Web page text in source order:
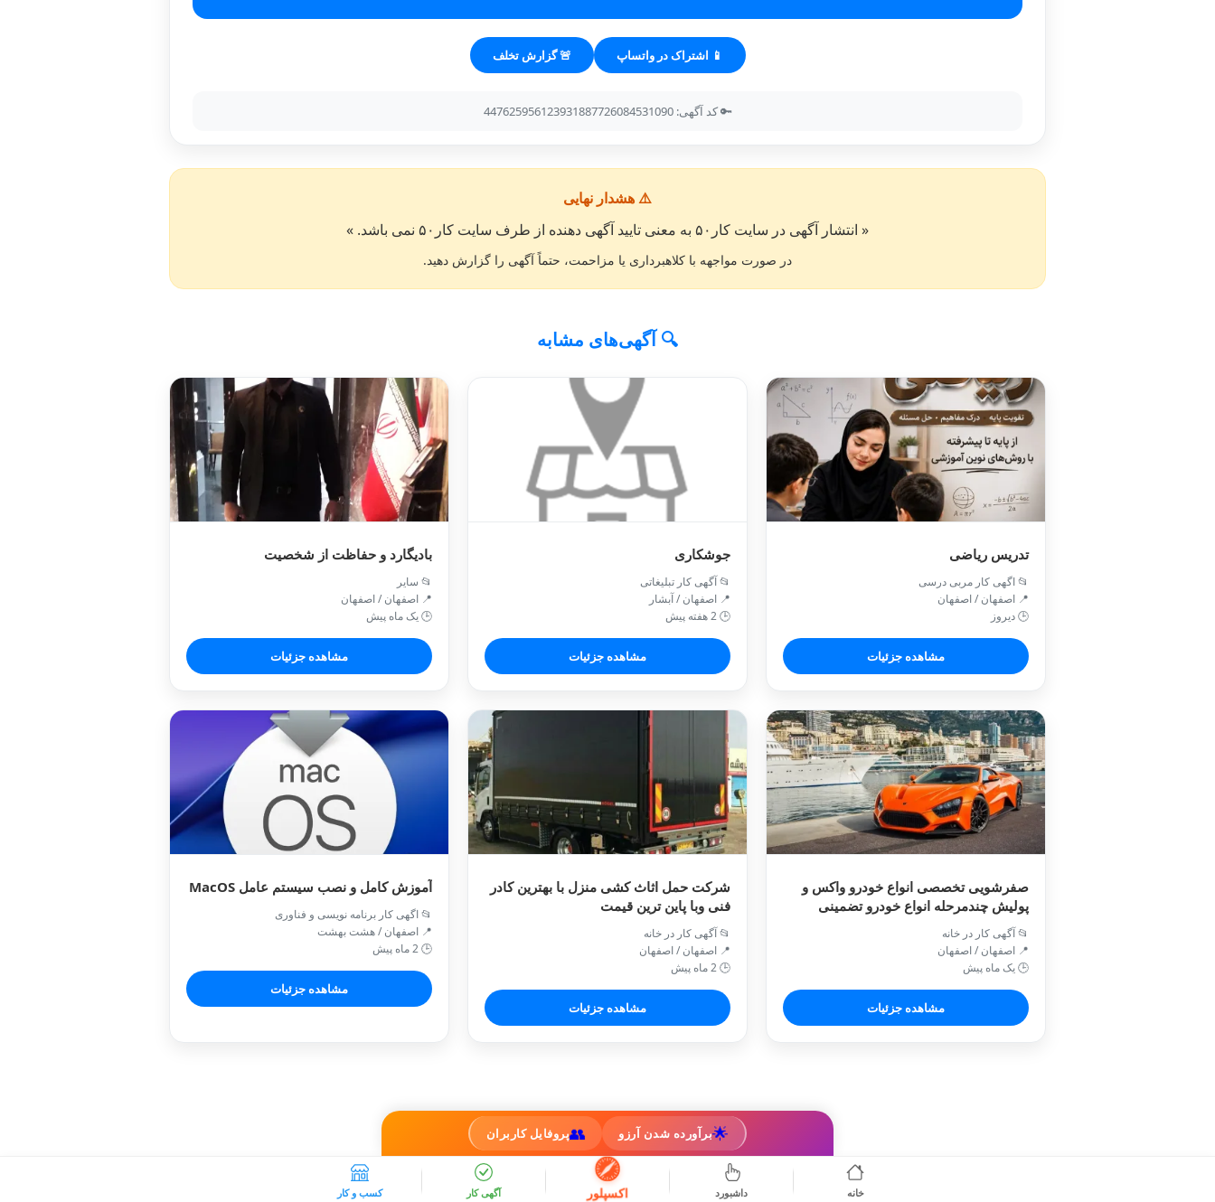
🌟برآورده شدن آرزو 👥پروفایل کاربران
خانه داشبورد اکسپلور آگهی کار کسب و کار
📱 اشتراک در واتساپ 🚨 گزارش تخلف
🔑 کد آگهی: 447625956123931887726084531090
⚠️ هشدار نهایی
« انتشار آگهی در سایت کار۵۰ به معنی تایید آگهی دهنده از طرف سایت کار۵۰ نمی باشد. »
در صورت مواجهه با کلاهبرداری یا مزاحمت، حتماً آگهی را گزارش دهید.
🔍 آگهی‌های مشابه
تدریس ریاضی
📂 اگهی کار مربی درسی
📍 اصفهان / اصفهان
🕒 دیروز
مشاهده جزئیات
جوشکاری
📂 آگهی کار تبلیغاتی
📍 اصفهان / آبشار
🕒 2 هفته پیش
مشاهده جزئیات
بادیگارد و حفاظت از شخصیت
📂 سایر
📍 اصفهان / اصفهان
🕒 یک ماه پیش
مشاهده جزئیات
صفرشویی تخصصی انواع خودرو واکس و
پولیش چندمرحله انواع خودرو تضمینی
📂 آگهی کار در خانه
📍 اصفهان / اصفهان
🕒 یک ماه پیش
مشاهده جزئیات
شرکت حمل اثاث کشی منزل با بهترین کادر
فنی وبا پاین ترین قیمت
📂 آگهی کار در خانه
📍 اصفهان / اصفهان
🕒 2 ماه پیش
مشاهده جزئیات
آموزش کامل و نصب‌ سیستم عامل MacOS
📂 اگهی کار برنامه نویسی و فناوری
📍 اصفهان / هشت بهشت
🕒 2 ماه پیش
مشاهده جزئیات